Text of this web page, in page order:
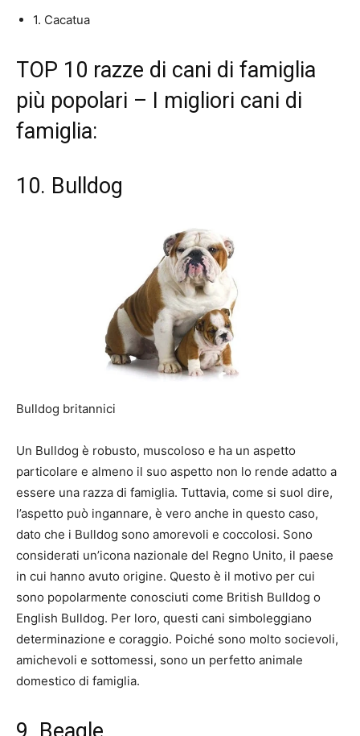
1. Cacatua
TOP 10 razze di cani di famiglia
più popolari – I migliori cani di
famiglia:
10. Bulldog
Bulldog britannici
Un Bulldog è robusto, muscoloso e ha un aspetto
particolare e almeno il suo aspetto non lo rende adatto a
essere una razza di famiglia. Tuttavia, come si suol dire,
l’aspetto può ingannare, è vero anche in questo caso,
dato che i Bulldog sono amorevoli e coccolosi. Sono
considerati un’icona nazionale del Regno Unito, il paese
in cui hanno avuto origine. Questo è il motivo per cui
sono popolarmente conosciuti come British Bulldog o
English Bulldog. Per loro, questi cani simboleggiano
determinazione e coraggio. Poiché sono molto socievoli,
amichevoli e sottomessi, sono un perfetto animale
domestico di famiglia.